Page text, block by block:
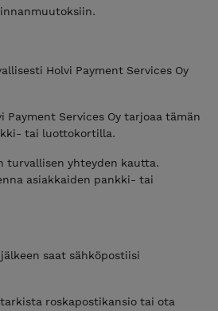
Holvi Payment Services Oy
Payment Services Oy tarjoaa tämän
tai luottokortilla.
turvallisen yhteyden kautta.
asiakkaiden pankki- tai
saat sähköpostiisi
roskapostikansio tai ota